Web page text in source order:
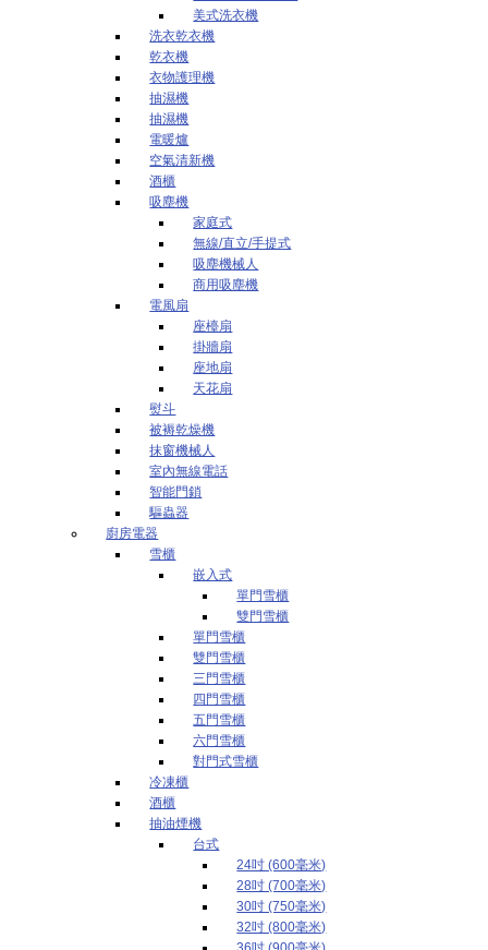
美式洗衣機
洗衣乾衣機
乾衣機
衣物護理機
抽濕機
抽濕機
電暖爐
空氣清新機
酒櫃
吸塵機
家庭式
無線/直立/手提式
吸塵機械人
商用吸塵機
電風扇
座檯扇
掛牆扇
座地扇
天花扇
熨斗
被褥乾燥機
抹窗機械人
室內無線電話
智能門鎖
驅蟲器
廚房電器
雪櫃
嵌入式
單門雪櫃
雙門雪櫃
單門雪櫃
雙門雪櫃
三門雪櫃
四門雪櫃
五門雪櫃
六門雪櫃
對門式雪櫃
冷凍櫃
酒櫃
抽油煙機
台式
24吋 (600毫米)
28吋 (700毫米)
30吋 (750毫米)
32吋 (800毫米)